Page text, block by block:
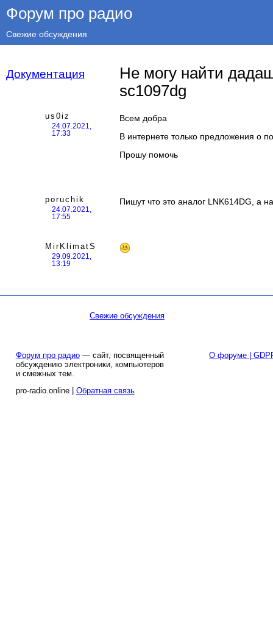
Форум про радио
Свежие обсуждения
Документация
Не могу найти
sc1097dg
us0iz
24.07.2021,
17:33
Всем добра
В интернете только предложения о
Прошу помочь
poruchik
24.07.2021,
17:55
Пишут что это аналог LNK614DG, а
MirKlimatS
29.09.2021,
13:19
Свежие обсуждения
Форум про радио— сайт, посвященный
обсуждению электроники, компьютеров
и смежных тем.
pro-radio.online | Обратная связь
О форуме |